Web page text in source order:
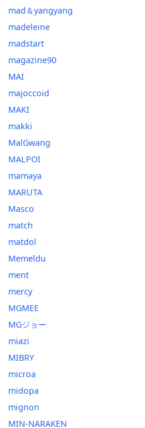
mad＆yangyang
madeleine
madstart
magazine90
MAI
majoccoid
MAKI
makki
MalGwang
MALPOI
mamaya
MARUTA
Masco
match
matdol
Memeldu
ment
mercy
MGMEE
MGジョー
miazi
MIBRY
microa
midopa
mignon
MIN-NARAKEN